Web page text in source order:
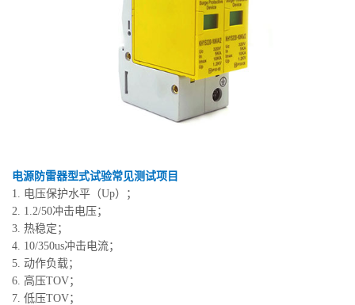
电源防雷器型式试验常见测试项目
1. 电压保护水平（Up）；
2. 1.2/50冲击电压；
3. 热稳定；
4. 10/350us冲击电流；
5. 动作负载；
6. 高压TOV；
7. 低压TOV；